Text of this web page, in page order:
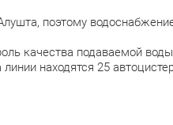
поэтому
качества подаваемой
находятся 25